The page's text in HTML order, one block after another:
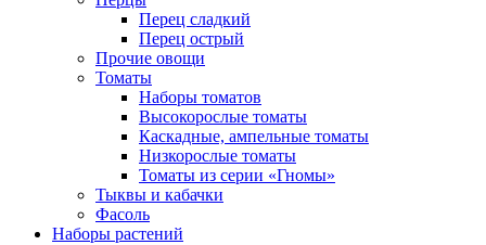
Перец сладкий
Перец острый
Прочие овощи
Томаты
Наборы томатов
Высокорослые томаты
Каскадные, ампельные томаты
Низкорослые томаты
Томаты из серии «Гномы»
Тыквы и кабачки
Фасоль
Наборы растений